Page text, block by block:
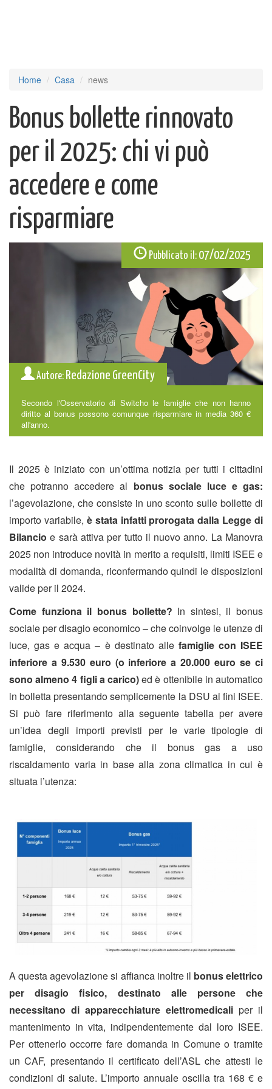
Home Casa news
Bonus bollette rinnovato
per il 2025: chi vi può
accedere e come
risparmiare
Pubblicato il: 07/02/2025
Autore: Redazione GreenCity
Secondo l'Osservatorio di Switcho le famiglie che non hanno
diritto al bonus possono comunque risparmiare in media 360 €
all'anno.
Il 2025 è iniziato con un’ottima notizia per tutti i cittadini
che potranno accedere al bonus sociale luce e gas:
l’agevolazione, che consiste in uno sconto sulle bollette di
importo variabile, è stata infatti prorogata dalla Legge di
Bilancio e sarà attiva per tutto il nuovo anno. La Manovra
2025 non introduce novità in merito a requisiti, limiti ISEE e
modalità di domanda, riconfermando quindi le disposizioni
valide per il 2024.
Come funziona il bonus bollette? In sintesi, il bonus
sociale per disagio economico – che coinvolge le utenze di
luce, gas e acqua – è destinato alle famiglie con ISEE
inferiore a 9.530 euro (o inferiore a 20.000 euro se ci
sono almeno 4 figli a carico)ed è ottenibile in automatico
in bolletta presentando semplicemente la DSU ai fini ISEE.
Si può fare riferimento alla seguente tabella per avere
un’idea degli importi previsti per le varie tipologie di
famiglie, considerando che il bonus gas a uso
riscaldamento varia in base alla zona climatica in cui è
situata l’utenza:
A questa agevolazione si affianca inoltre il bonus elettrico
per disagio fisico, destinato alle persone che
necessitano di apparecchiature elettromedicali per il
mantenimento in vita, indipendentemente dal loro ISEE.
Per ottenerlo occorre fare domanda in Comune o tramite
un CAF, presentando il certificato dell’ASL che attesti le
condizioni di salute. L’importo annuale oscilla tra 168 € e